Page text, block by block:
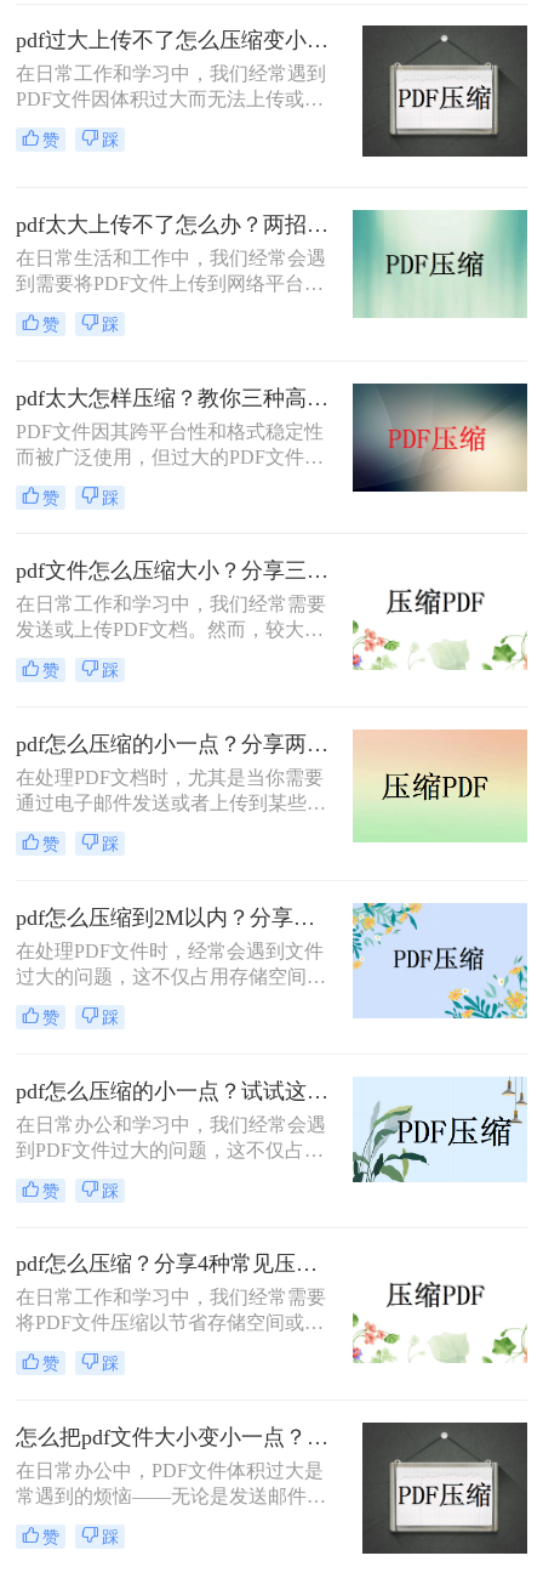
传到某些平台。因此，掌握pdf太大如
何压缩变小是十分必要的。本文将介
绍两种实用的方法来解决这个问题，
帮助您轻松完成 PDF 文件的压缩。
pdf过大上传不了怎么压缩变小？快来试试这3种压缩方法！
在日常工作和学习中，我们经常遇到
PDF文件因体积过大而无法上传或分
享的情况。那么pdf过大上传不了怎么
压缩变小呢？为了帮助您轻松应对这
赞 踩
pdf太大上传不了怎么办？两招帮你解决！
在日常生活和工作中，我们经常会遇
到需要将PDF文件上传到网络平台或
发送给他人的情况。然而，有时PDF
文件过大，导致无法顺利上传或发
本文将介绍两种解决PDF文件过大无
法上传的方法，帮助你轻松应对这一
问题。
赞 踩
pdf太大怎样压缩？教你三种高效方法！
PDF文件因其跨平台性和格式稳定性
而被广泛使用，但过大的PDF文件不
仅占用存储空间，还会影响传输速度
和加载速度。为了解决pdf太大怎样压
件的方法。
赞 踩
pdf文件怎么压缩大小？分享三种实用压缩方法！
在日常工作和学习中，我们经常需要
发送或上传PDF文档。然而，较大的
文件可能会导致传输缓慢或者无法满
足上传限制。那么pdf文件怎么压缩大
缩方法，帮助你轻松减小文件大小。
赞 踩
pdf怎么压缩的小一点？分享两种实用压缩方法！
在处理PDF文档时，尤其是当你需要
通过电子邮件发送或者上传到某些对
文件大小有限制的平台时，压缩PDF
文件变得尤为重要。那么pdf怎么压缩
PDF压缩方法。
赞 踩
pdf怎么压缩到2M以内？分享两种实用压缩方法！
在处理PDF文件时，经常会遇到文件
过大的问题，这不仅占用存储空间，
还影响文件的传输速度。为了满足特
定需求，将PDF文件压缩到2M以内变
以内呢？本文将介绍两种常用的PDF
压缩方法。
赞 踩
pdf怎么压缩的小一点？试试这三种实用压缩方法！
在日常办公和学习中，我们经常会遇
到PDF文件过大的问题，这不仅占用
了大量的存储空间，还影响了文件的
传输速度。那么pdf怎么压缩的小一点
绍三种实用的PDF压缩方法，帮助您
轻松将PDF文件压缩得更小。
赞 踩
pdf怎么压缩？分享4种常见压缩方法！
在日常工作和学习中，我们经常需要
将PDF文件压缩以节省存储空间或加
快传输速度。那么pdf怎么压缩呢？本
文将介绍几种常见的PDF压缩方法。
赞 踩
怎么把pdf文件大小变小一点？四种方法对比，一看就懂！
在日常办公中，PDF文件体积过大是
常遇到的烦恼——无论是发送邮件受
限于附件大小，还是上传系统提示文
件超限，都让人头疼。那么，怎么把
赞 踩